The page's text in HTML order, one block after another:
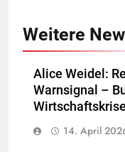
Weitere
Alice Weidel:
Warnsignal –
Wirtschaftskrise
14. April